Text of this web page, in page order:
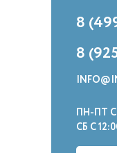
8
8
ПН-ПТ С
СБ С